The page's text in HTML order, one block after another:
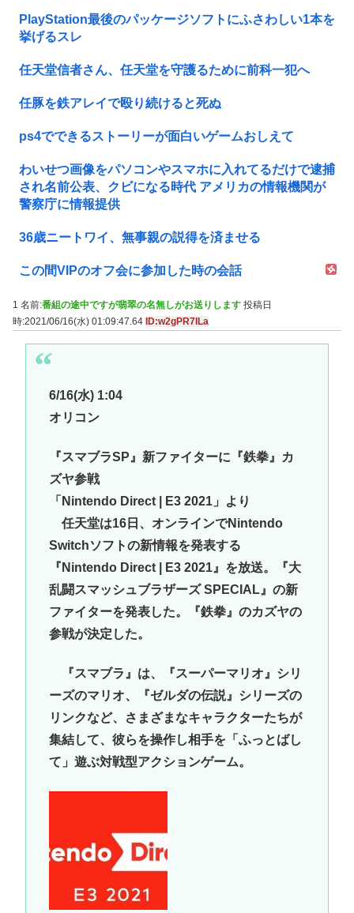
PlayStation最後のパッケージソフトにふさわしい1本を
挙げるスレ
任天堂信者さん、任天堂を守護るために前科一犯へ
任豚を鉄アレイで殴り続けると死ぬ
ps4でできるストーリーが面白いゲームおしえて
わいせつ画像をパソコンやスマホに入れてるだけで逮捕
され名前公表、クビになる時代 アメリカの情報機関が
警察庁に情報提供
36歳ニートワイ、無事親の説得を済ませる
この間VIPのオフ会に参加した時の会話
1 名前:番組の途中ですが翡翠の名無しがお送りします 投稿日
時:2021/06/16(水) 01:09:47.64 ID:w2gPR7ILa
6/16(水) 1:04
オリコン
『スマブラSP』新ファイターに『鉄拳』カ
ズヤ参戦
「Nintendo Direct | E3 2021」より
任天堂は16日、オンラインでNintendo
Switchソフトの新情報を発表する
『Nintendo Direct | E3 2021』を放送。『大
乱闘スマッシュブラザーズ SPECIAL』の新
ファイターを発表した。『鉄拳』のカズヤの
参戦が決定した。
『スマブラ』は、『スーパーマリオ』シリ
ーズのマリオ、『ゼルダの伝説』シリーズの
リンクなど、さまざまなキャラクターたちが
集結して、彼らを操作し相手を「ふっとばし
て」遊ぶ対戦型アクションゲーム。